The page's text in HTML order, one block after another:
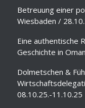
Betreuung einer
Wiesbaden /
Eine authentische
Geschichte in
Dolmetschen &
08.10.25.-11.10.25